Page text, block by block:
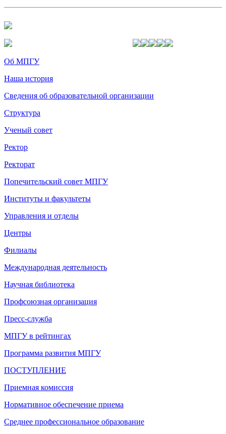
Об МПГУ
Наша история
Сведения об образовательной организации
Структура
Ученый совет
Ректор
Ректорат
Попечительский совет МПГУ
Институты и факультеты
Управления и отделы
Центры
Филиалы
Международная деятельность
Научная библиотека
Профсоюзная организация
Пресс-служба
МПГУ в рейтингах
Программа развития МПГУ
ПОСТУПЛЕНИЕ
Приемная комиссия
Нормативное обеспечение приема
Среднее профессиональное образование